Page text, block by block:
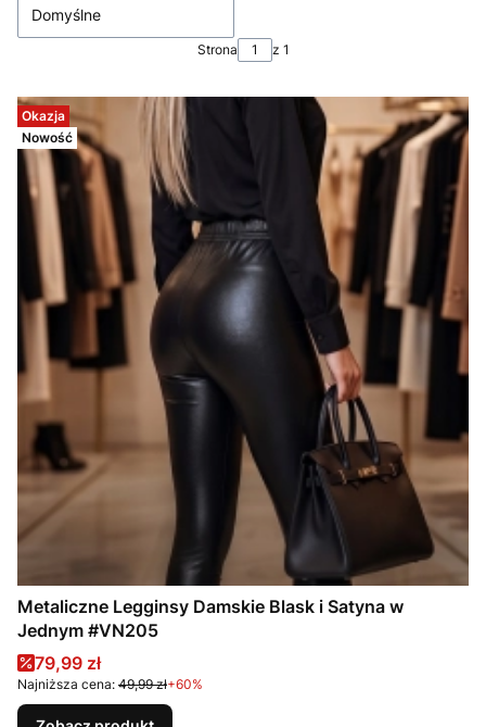
Domyślne
Strona z 1
Okazja
Nowość
Metaliczne Legginsy Damskie Blask i Satyna w
Jednym #VN205
Cena promocyjna
79,99 zł
Najniższa cena: 49,99 zł+60%